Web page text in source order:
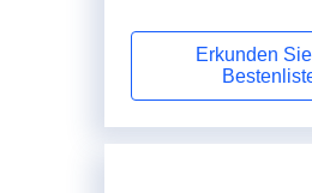
Erkunden